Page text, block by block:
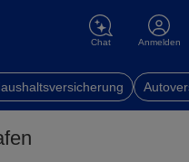
Chat Anmelden